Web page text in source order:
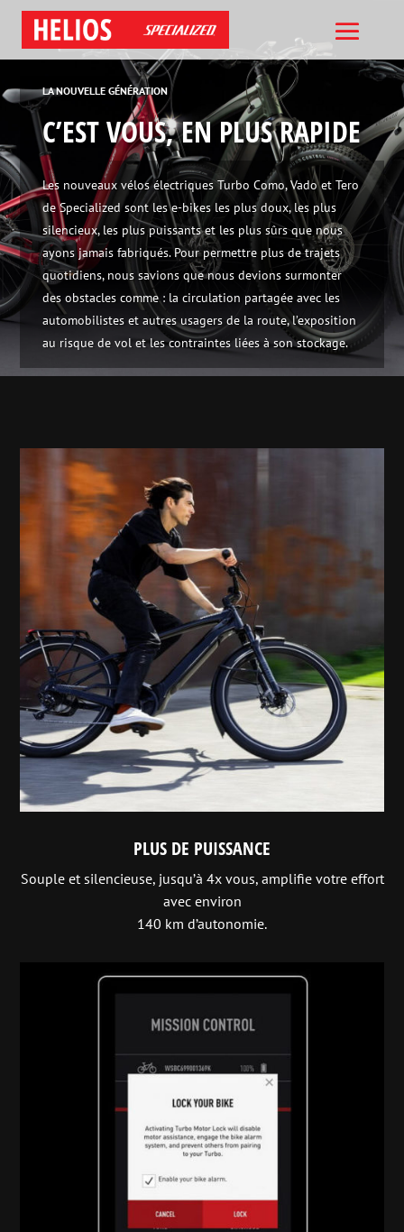
LA NOUVELLE GÉNÉRATION
C’EST VOUS, EN PLUS RAPIDE
Les nouveaux vélos électriques Turbo Como, Vado et Tero
de Specialized sont les e-bikes les plus doux, les plus
silencieux, les plus puissants et les plus sûrs que nous
ayons jamais fabriqués. Pour permettre plus de trajets
quotidiens, nous savions que nous devions surmonter
des obstacles comme : la circulation partagée avec les
automobilistes et autres usagers de la route, l’exposition
au risque de vol et les contraintes liées à son stockage.
PLUS DE PUISSANCE
Souple et silencieuse, jusqu’à 4x vous, amplifie votre effort
avec environ
140 km d’autonomie.